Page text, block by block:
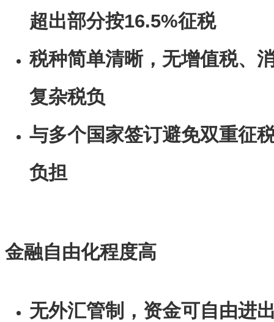
超出部分按16.5%征税
税种简单清晰，无增值税、
复杂税负
与多个国家签订避免双重征
负担
金融自由化程度高
无外汇管制，资金可自由进